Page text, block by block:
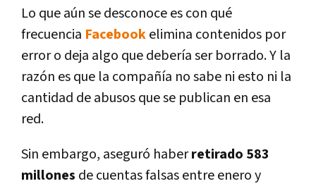
Lo que aún se desconoce es con qué
frecuencia Facebookelimina contenidos por
error o deja algo que deberí­a ser borrado. Y la
razón es que la compañí­a no sabe ni esto ni la
cantidad de abusos que se publican en esa
red.
Sin embargo, aseguró haberretirado 583
millones de cuentas falsas entre enero y